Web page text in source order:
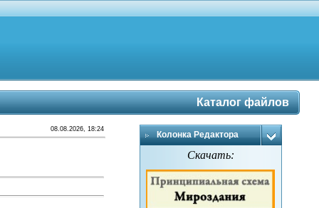
Каталог файлов
08.08.2026, 18:24
Колонка Редактора
Скачать: